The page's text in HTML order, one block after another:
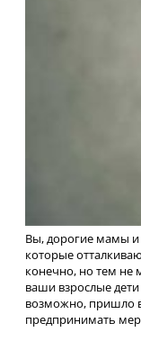
Вы, дорогие мамы
которые
конечно, но тем не
ваши взрослые
возможно, пришло
предпринимать